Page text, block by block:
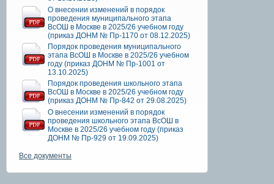
О внесении изменений в порядок
проведения муниципального этапа
ВсОШ в Москве в 2025/26 учебном году
(приказ ДОНМ № Пр-1170 от 08.12.2025)
Порядок проведения муниципального
этапа ВсОШ в Москве в 2025/26 учебном
году (приказ ДОНМ № Пр-1001 от
13.10.2025)
Порядок проведения школьного этапа
ВсОШ в Москве в 2025/26 учебном году
(приказ ДОНМ № Пр-842 от 29.08.2025)
О внесении изменений в порядок
проведения школьного этапа ВсОШ в
Москве в 2025/26 учебном году (приказ
ДОНМ № Пр-929 от 19.09.2025)
Все документы